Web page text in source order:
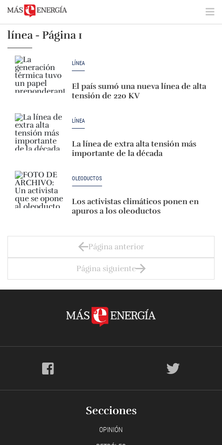
línea - Página 1
LÍNEA
El país sumó una nueva línea de alta
tensión de 220 KV
LÍNEA
La línea de extra alta tensión más
importante de la década
OLEODUCTOS
Los activistas climáticos ponen en
apuros a los oleoductos
Página anterior
Página siguiente
Secciones
OPINIÓN